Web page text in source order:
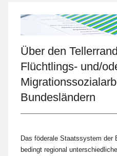
Über den
Flüchtlings- und/
Bundesländern
Das föderale Staatssystem der
bedingt regional